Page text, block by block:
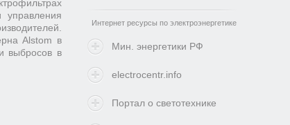
управления
Alstom в
выбросов в
Интернет ресурсы по электроэнергетике
Мин. энергетики РФ
electrocentr.info
Портал о светотехнике